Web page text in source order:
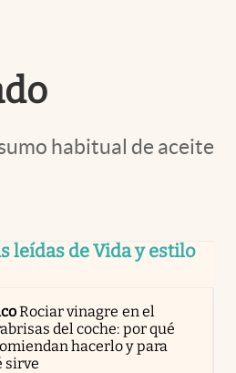
habitual de aceite
leídas de Vida y estilo
Rociar vinagre en el
del coche: por qué
hacerlo y para
sirve